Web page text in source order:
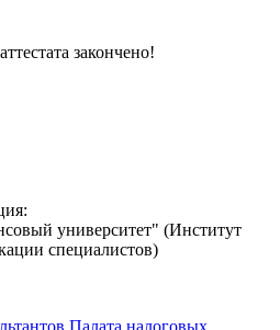
закончено!
университет" (Институт
специалистов)